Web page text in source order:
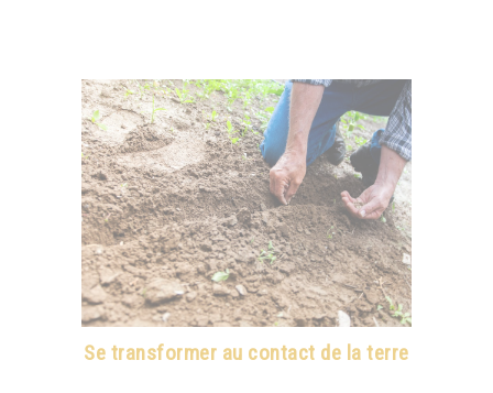
Se transformer au contact de la terre